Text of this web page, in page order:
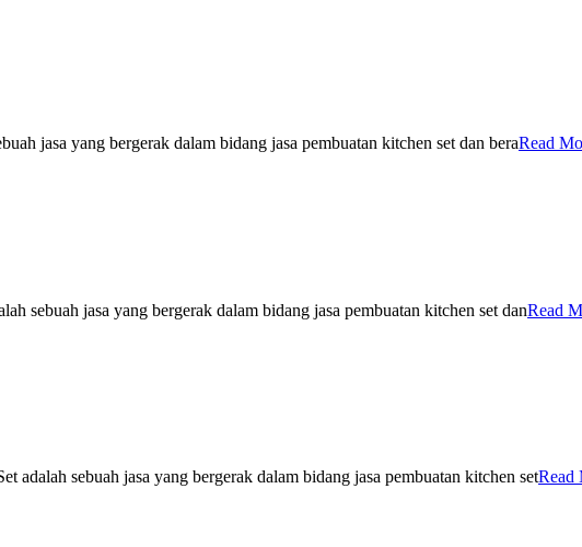
jasa yang bergerak dalam bidang jasa pembuatan kitchen set dan beraRead
jasa yang bergerak dalam bidang jasa pembuatan kitchen set danRead
sebuah jasa yang bergerak dalam bidang jasa pembuatan kitchen set